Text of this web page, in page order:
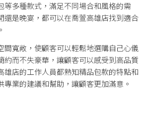
等多種款式，滿足不同場合和風格的需
還是晚宴，都可以在喬萱高雄店找到適合
間寬敞，使顧客可以輕鬆地選購自己心儀
約而不失豪華，讓顧客可以感受到高品質
雄店的工作人員都熟知精品包款的特點和
專業的建議和幫助，讓顧客更加滿意。